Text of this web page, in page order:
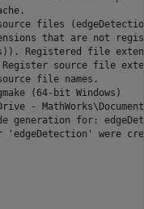
files
that are not
Registered file
source file
file names.
(64-bit Windows)
-
generation for:
were